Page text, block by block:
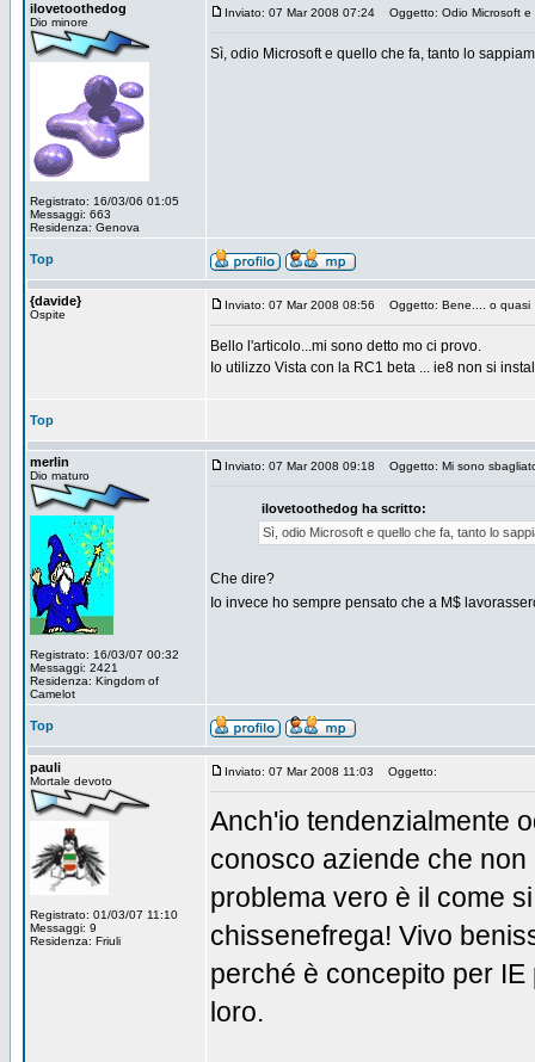
ilovetoothedog
Dio minore
Registrato: 16/03/06 01:05
Messaggi: 663
Residenza: Genova
Inviato: 07 Mar 2008 07:24 Oggetto: Odio Microsoft e
Sì, odio Microsoft e quello che fa, tanto lo
Top
{davide}
Ospite
Inviato: 07 Mar 2008 08:56 Oggetto: Bene.... o quasi
Bello l'articolo...mi sono detto mo ci provo.
Io utilizzo Vista con la RC1 beta ... ie8 non si
Top
merlin
Dio maturo
Registrato: 16/03/07 00:32
Messaggi: 2421
Residenza: Kingdom of
Camelot
Inviato: 07 Mar 2008 09:18 Oggetto: Mi sono
ilovetoothedog ha scritto:
Sì, odio Microsoft e quello che fa, tanto lo
Che dire?
Io invece ho sempre pensato che a M$
Top
pauli
Mortale devoto
Registrato: 01/03/07 11:10
Messaggi: 9
Residenza: Friuli
Inviato: 07 Mar 2008 11:03 Oggetto:
Anch'io tendenzialmente
conosco aziende che
problema vero è il come
chissenefrega! Vivo
perché è concepito per
loro.